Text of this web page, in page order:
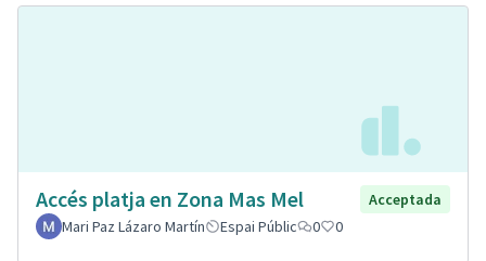
Accés platja en Zona Mas Mel
Acceptada
Mari Paz Lázaro Martín
Espai Públic 0 0